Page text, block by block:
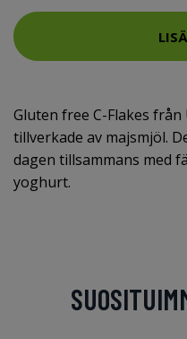
Gluten free C-Flakes
tillverkade av majsmjöl.
dagen tillsammans med
yoghurt.